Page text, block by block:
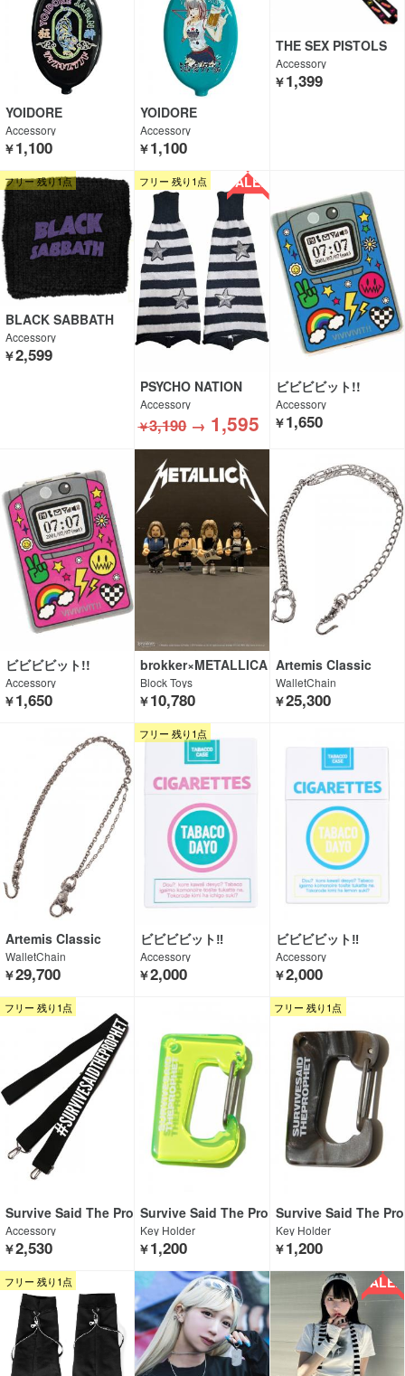
YOIDORE
Accessory
￥1,100
YOIDORE
Accessory
￥1,100
THE SEX PISTOLS
Accessory
￥1,399
フリー 残り1点
BLACK SABBATH
Accessory
￥2,599
フリー 残り1点 SALE!!
PSYCHO NATION
Accessory
￥3,190→ 1,595
ビビビビット!!
Accessory
￥1,650
ビビビビット!!
Accessory
￥1,650
brokker×METALLICA
Block Toys
￥10,780
Artemis Classic
WalletChain
￥25,300
Artemis Classic
WalletChain
￥29,700
フリー 残り1点
ビビビビット‼︎
Accessory
￥2,000
ビビビビット‼︎
Accessory
￥2,000
フリー 残り1点
Survive Said The Pro
phet
Accessory
￥2,530
Survive Said The Pro
phet
Key Holder
￥1,200
フリー 残り1点
Survive Said The Pro
phet
Key Holder
￥1,200
フリー 残り1点 SALE!!